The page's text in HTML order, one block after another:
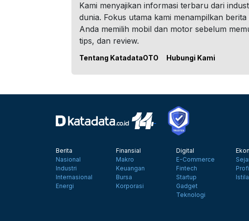
Kami menyajikan informasi terbaru dari
dunia. Fokus utama kami menampilkan
Anda memilih mobil dan motor sebelum
tips, dan review.
Tentang KatadataOTO Hubungi Kami
Berita
Nasional
Industri
Internasional
Energi
Finansial
Makro
Keuangan
Bursa
Korporasi
Digital
E-Commerce
Fintech
Startup
Gadget
Teknologi